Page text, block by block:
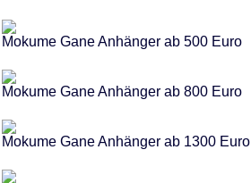
Mokume Gane Anhänger ab 500 Euro
Mokume Gane Anhänger ab 800 Euro
Mokume Gane Anhänger ab 1300 Euro